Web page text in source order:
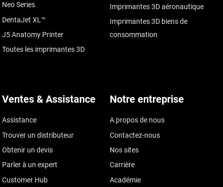
Neo Series
DentaJet XL™
J5 Anatomy Printer
Toutes les imprimantes 3D
Imprimantes 3D aéronautique
Imprimantes 3D biens de
consommation
Ventes & Assistance
Assistance
Trouver un distributeur
Obtenir un devis
Parler à un expert
Customer Hub
Notre entreprise
A propos de nous
Contactez-nous
Nos sites
Carrière
Académie